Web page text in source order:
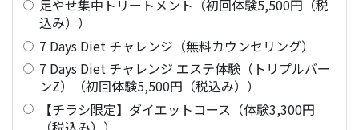
足やせ集中トリートメント（初回体験5,500円（税
込み））
7 Days Diet チャレンジ（無料カウンセリング）
7 Days Diet チャレンジ エステ体験（トリプルバー
ンZ）（初回体験5,500円（税込み））
【チラシ限定】ダイエットコース（体験3,300円